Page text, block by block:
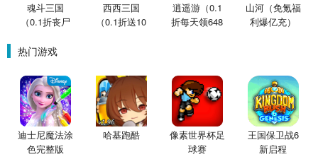
魂斗三国
（0.1折丧尸
西西三国
（0.1折送10
逍遥游（0.1
折每天领648
山河（免氪福
利爆亿充）
热门游戏
迪士尼魔法涂
色完整版
哈基跑酷
像素世界杯足
球赛
王国保卫战6
新启程